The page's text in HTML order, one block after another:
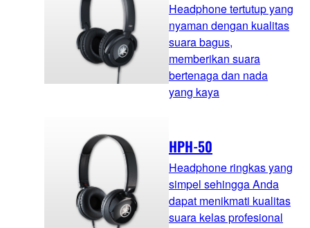
Headphone tertutup yang
nyaman dengan kualitas
suara bagus,
memberikan suara
bertenaga dan nada
yang kaya
HPH-50
Headphone ringkas yang
simpel sehingga Anda
dapat menikmati kualitas
suara kelas profesional